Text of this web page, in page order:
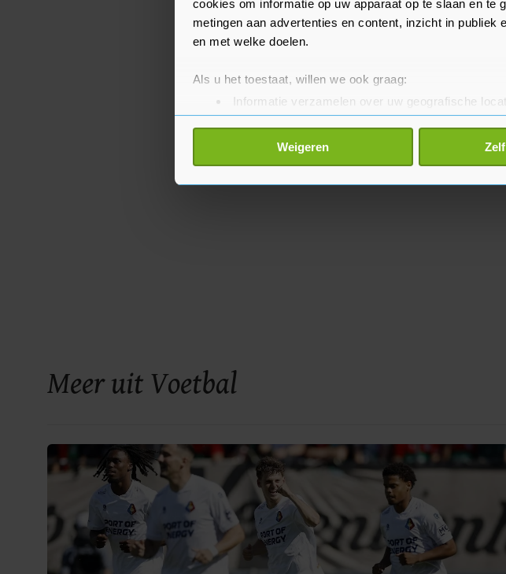
cookies om informatie op uw apparaat op te slaan en te
metingen aan advertenties en content, inzicht in
en met welke doelen.
Als u het toestaat, willen we ook graag:
Informatie verzamelen over uw geografische
Uw apparaat identificeren door het actief te
Lees meer over hoe uw persoonlijke gegevens worden
toestemming op elk moment wijzigen of intrekken in de
Weigeren
Meer uit Voetbal